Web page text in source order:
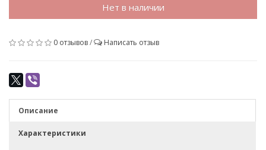
Нет в наличии
0 отзывов/ Написать отзыв
Описание
Характеристики